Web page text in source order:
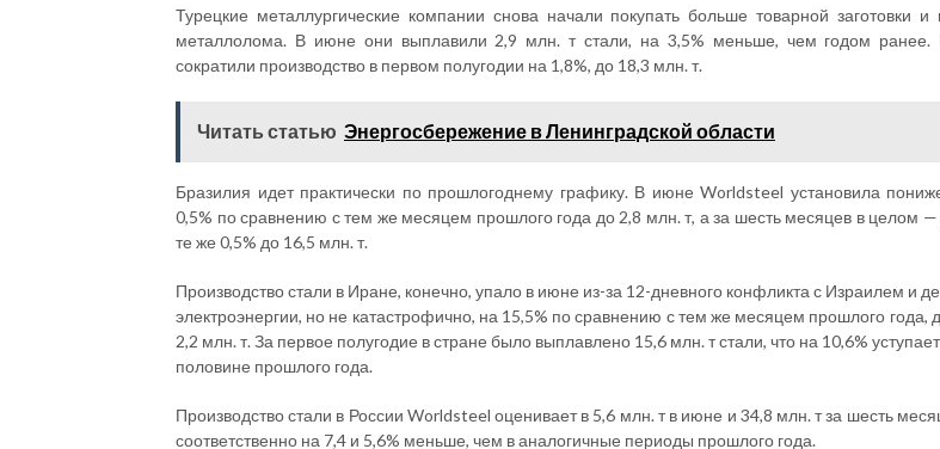
Турецкие металлургические компании снова начали покупать больше товарной заготовки
металлолома. В июне они выплавили 2,9 млн. т стали, на 3,5% меньше, чем годом ранее.
сократили производство в первом полугодии на 1,8%, до 18,3 млн. т.
Читать статью Энергосбережение в Ленинградской области
Бразилия идет практически по прошлогоднему графику. В июне Worldsteel установила
0,5% по сравнению с тем же месяцем прошлого года до 2,8 млн. т, а за шесть месяцев в целом —
те же 0,5% до 16,5 млн. т.
Производство стали в Иране, конечно, упало в июне из-за 12-дневного конфликта с Израилем и
электроэнергии, но не катастрофично, на 15,5% по сравнению с тем же месяцем прошлого года,
2,2 млн. т. За первое полугодие в стране было выплавлено 15,6 млн. т стали, что на 10,6%
половине прошлого года.
Производство стали в России Worldsteel оценивает в 5,6 млн. т в июне и 34,8 млн. т за шесть
соответственно на 7,4 и 5,6% меньше, чем в аналогичные периоды прошлого года.